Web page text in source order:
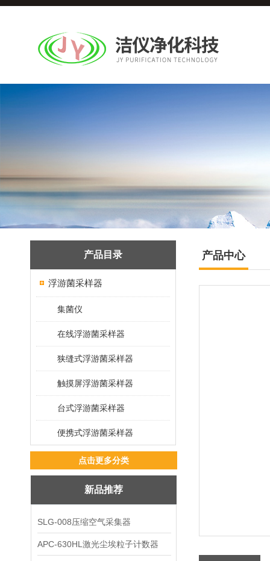
产品目录
浮游菌采样器
集菌仪
在线浮游菌采样器
狭缝式浮游菌采样器
触摸屏浮游菌采样器
台式浮游菌采样器
便携式浮游菌采样器
点击更多分类
新品推荐
SLG-008压缩空气采集器
APC-630HL激光尘埃粒子计数器
产品中心